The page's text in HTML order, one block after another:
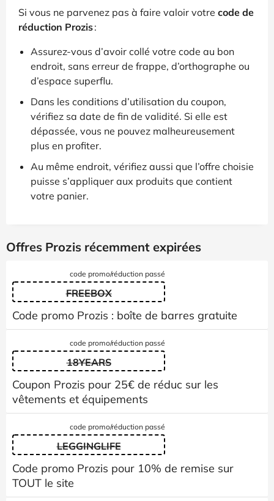
Si vous ne parvenez pas à faire valoir votre code de
réduction Prozis:
Assurez-vous d’avoir collé votre code au bon
endroit, sans erreur de frappe, d’orthographe ou
d’espace superflu.
Dans les conditions d’utilisation du coupon,
vérifiez sa date de fin de validité. Si elle est
dépassée, vous ne pouvez malheureusement
plus en profiter.
Au même endroit, vérifiez aussi que l’offre choisie
puisse s’appliquer aux produits que contient
votre panier.
Offres Prozis récemment expirées
code promo/réduction passé
FREEBOX
Code promo Prozis : boîte de barres gratuite
code promo/réduction passé
18YEARS
Coupon Prozis pour 25€ de réduc sur les
vêtements et équipements
code promo/réduction passé
LEGGINGLIFE
Code promo Prozis pour 10% de remise sur
TOUT le site